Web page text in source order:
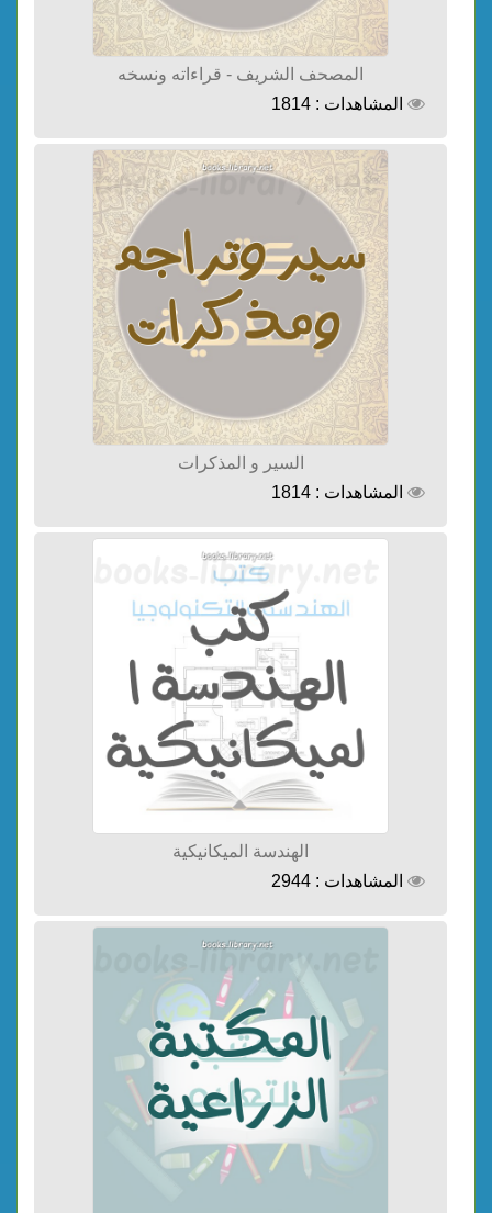
المصحف الشريف - قراءاته ونسخه
المشاهدات : 1814
السير و المذكرات
المشاهدات : 1814
الهندسة الميكانيكية
المشاهدات : 2944